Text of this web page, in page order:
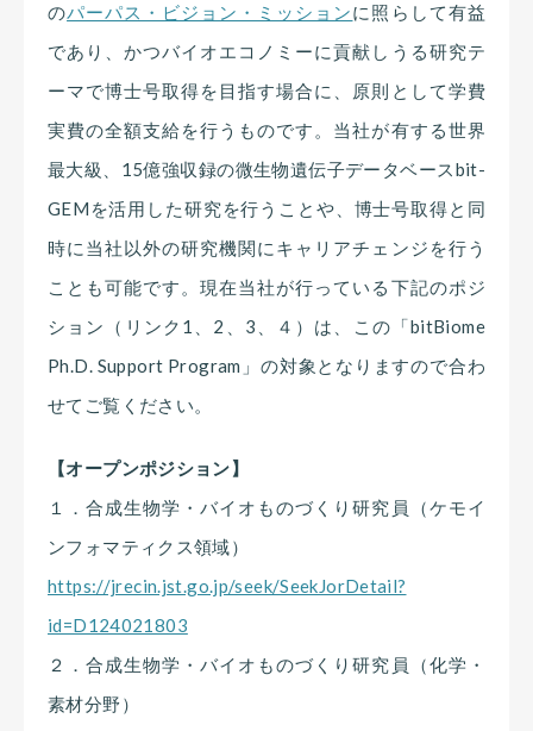
のパーパス・ビジョン・ミッションに照らして有益
であり、かつバイオエコノミーに貢献しうる研究テ
ーマで博士号取得を目指す場合に、原則として学費
実費の全額支給を行うものです。当社が有する世界
最大級、15億強収録の微生物遺伝子データベースbit-
GEMを活用した研究を行うことや、博士号取得と同
時に当社以外の研究機関にキャリアチェンジを行う
ことも可能です。現在当社が行っている下記のポジ
ション（リンク1、2、3、４）は、この「bitBiome
Ph.D. Support Program」の対象となりますので合わ
せてご覧ください。
【オープンポジション】
１．合成生物学・バイオものづくり研究員（ケモイ
ンフォマティクス領域）
https://jrecin.jst.go.jp/seek/SeekJorDetail?
id=D124021803
２．合成生物学・バイオものづくり研究員（化学・
素材分野）